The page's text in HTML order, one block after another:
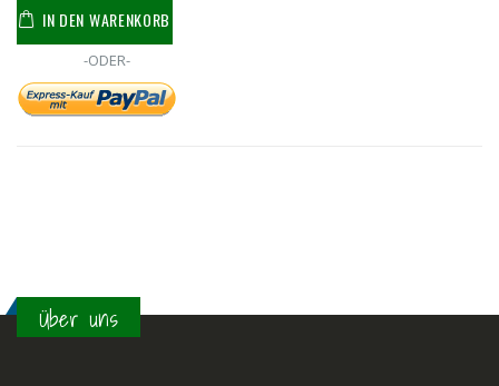
IN DEN WARENKORB
-ODER-
Über uns